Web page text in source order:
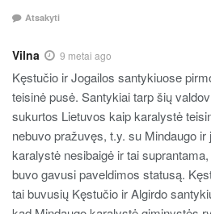
Atsakyti
Vilna 9 metai ago
Kęstučio ir Jogailos santykiuose
teisinė pusė. Santykiai tarp šių
sukurtos Lietuvos kaip karalystė
nebuvo pražuvęs, t.y. su Mindaugo
karalystė nesibaigė ir tai
buvo gavusi paveldimos statusą.
tai buvusių Kęstučio ir Algirdo